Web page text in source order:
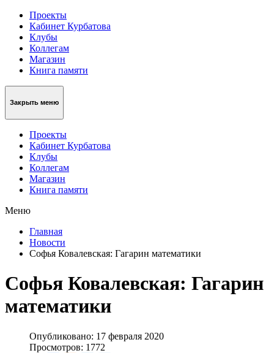
Проекты
Кабинет Курбатова
Клубы
Коллегам
Магазин
Книга памяти
Закрыть меню
Проекты
Кабинет Курбатова
Клубы
Коллегам
Магазин
Книга памяти
Меню
Главная
Новости
Софья Ковалевская: Гагарин математики
Софья Ковалевская: Гагарин
математики
Опубликовано: 17 февраля 2020
Просмотров: 1772